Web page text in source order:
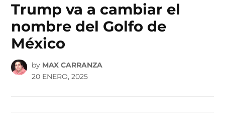
Trump va a cambiar el
nombre del Golfo de
México
by MAX CARRANZA
20 ENERO, 2025